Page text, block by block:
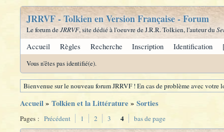
JRRVF - Tolkien en Version Française - Forum
Le forum deJRRVF, site dédié à l'oeuvre de J.R.R. Tolkien, l'auteur du
Accueil Règles Recherche Inscription Identification
Vous n'êtes pas identifié(e).
Bienvenue sur le nouveau forum JRRVF ! En cas de problème avec
Accueil» Tolkien et la Littérature » Sorties
Pages : Précédent 1 2 3 4 bas de page